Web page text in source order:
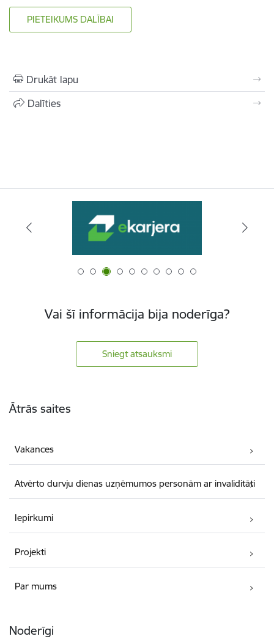
PIETEIKUMS DALĪBAI
Drukāt lapu
Dalīties
Vai šī informācija bija noderīga?
Sniegt atsauksmi
Ātrās saites
Vakances
Atvērto durvju dienas uzņēmumos personām ar invaliditāti
Iepirkumi
Projekti
Par mums
Noderīgi